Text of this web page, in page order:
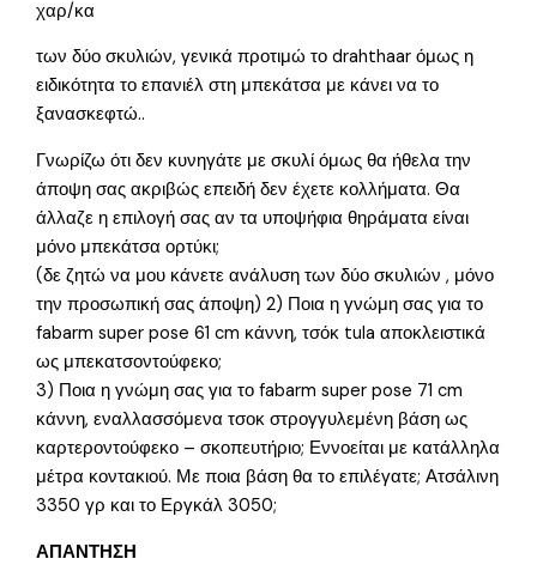
χαρ/κα
των δύο σκυλιών, γενικά προτιμώ το drahthaar όμως η
ειδικότητα το επανιέλ στη μπεκάτσα με κάνει να το
ξανασκεφτώ..
Γνωρίζω ότι δεν κυνηγάτε με σκυλί όμως θα ήθελα την
άποψη σας ακριβώς επειδή δεν έχετε κολλήματα. Θα
άλλαζε η επιλογή σας αν τα υποψήφια θηράματα είναι
μόνο μπεκάτσα ορτύκι;
(δε ζητώ να μου κάνετε ανάλυση των δύο σκυλιών , μόνο
την προσωπική σας άποψη) 2) Ποια η γνώμη σας για το
fabarm super pose 61 cm κάννη, τσόκ tula αποκλειστικά
ως μπεκατσοντούφεκο;
3) Ποια η γνώμη σας για το fabarm super pose 71 cm
κάννη, εναλλασσόμενα τσοκ στρογγυλεμένη βάση ως
καρτεροντούφεκο – σκοπευτήριο; Εννοείται με κατάλληλα
μέτρα κοντακιού. Με ποια βάση θα το επιλέγατε; Ατσάλινη
3350 γρ και το Εργκάλ 3050;
ΑΠΑΝΤΗΣΗ